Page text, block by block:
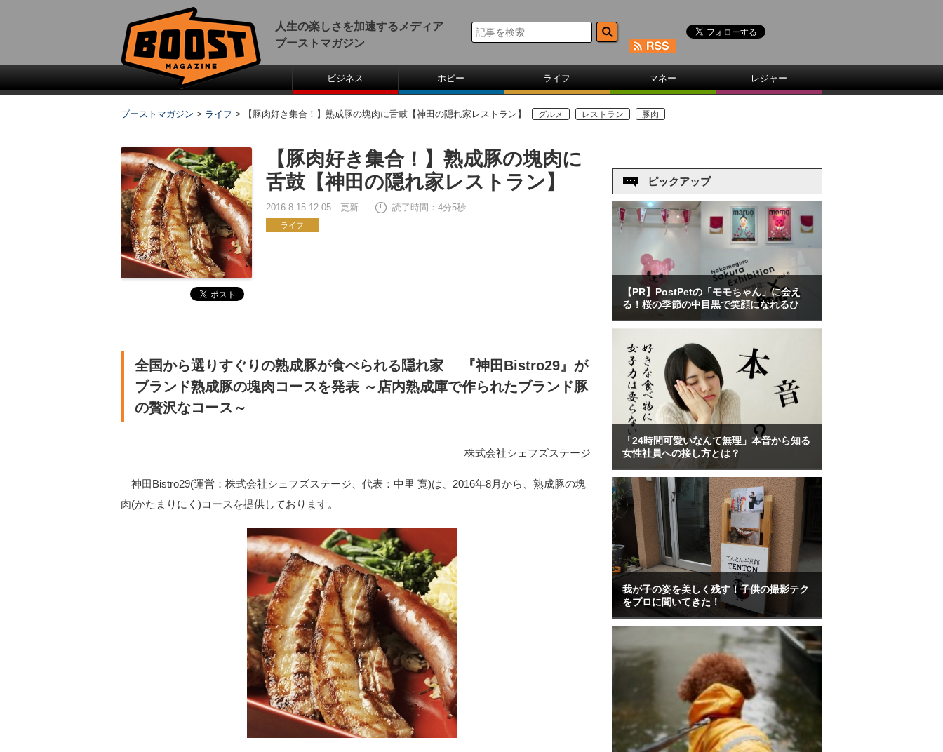
人生の楽しさを加速するメディア
ブーストマガジン
ビジネス ホビー ライフ マネー レジャー
ブーストマガジン > ライフ > 【豚肉好き集合！】熟成豚の塊肉に舌鼓【神田の隠れ家レストラン】 グルメ レストラン 豚肉
【豚肉好き集合！】熟成豚の塊肉に
舌鼓【神田の隠れ家レストラン】
2016.8.15 12:05 更新 読了時間：4分5秒
ライフ
全国から選りすぐりの熟成豚が食べられる隠れ家 『神田Bistro29』が
ブランド熟成豚の塊肉コースを発表 ～店内熟成庫で作られたブランド豚
の贅沢なコース～
株式会社シェフズステージ
神田Bistro29(運営：株式会社シェフズステージ、代表：中里 寛)は、2016年8月から、熟成豚の塊
肉(かたまりにく)コースを提供しております。
ピックアップ
【PR】PostPetの「モモちゃん」に会え
る！桜の季節の中目黒で笑顔になれるひ
「24時間可愛いなんて無理」本音から知る
女性社員への接し方とは？
我が子の姿を美しく残す！子供の撮影テク
をプロに聞いてきた！